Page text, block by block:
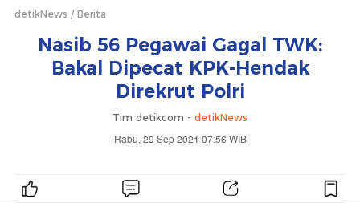
detikNews Berita
Nasib 56 Pegawai Gagal TWK:
Bakal Dipecat KPK-Hendak
Direkrut Polri
Tim detikcom - detikNews
Rabu, 29 Sep 2021 07:56 WIB